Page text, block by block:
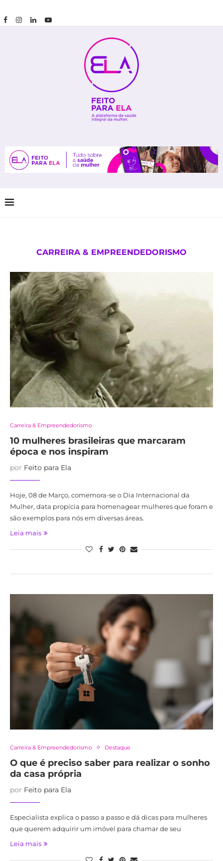
CARREIRA & EMPREENDEDORISMO
Carreira & Empreendedorismo
10 mulheres brasileiras que marcaram
época e nos inspiram
por Feito para Ela
Hoje, 08 de Março, comemora-se o Dia Internacional da
Mulher, data propícia para homenagear mulheres que foram e
são exemplos para nós em diversas áreas.
Leia mais
Carreira & Empreendedorismo Destaque
O que é preciso saber para realizar o sonho
da casa própria
por Feito para Ela
Especialista explica o passo a passo e dá dicas para mulheres
que querem adquirir um imóvel para chamar de seu
Leia mais